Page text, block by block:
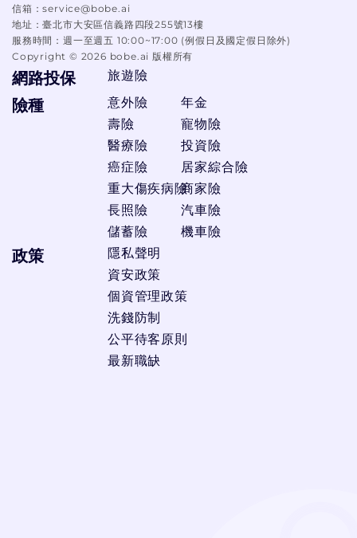
信箱：service@bobe.ai
地址：臺北市大安區信義路四段255號13樓
服務時間： 週一至週五 10:00~17:00 (例假日及國定假日除外)
Copyright © 2026 bobe.ai 版權所有
網路投保 旅遊險
險種
意外險
壽險
醫療險
癌症險
重大傷疾病險
長照險
儲蓄險
年金
寵物險
投資險
居家綜合險
商家險
汽車險
機車險
政策
隱私聲明
資安政策
個資管理政策
洗錢防制
公平待客原則
最新職缺